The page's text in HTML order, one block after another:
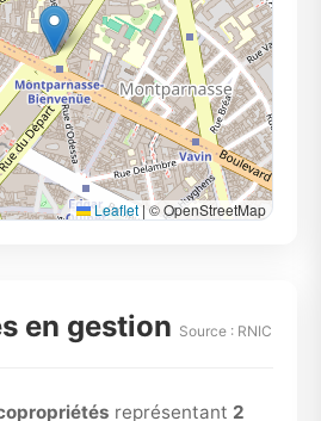
Leaflet | © OpenStreetMap
en gestion Source : RNIC
représentant 2